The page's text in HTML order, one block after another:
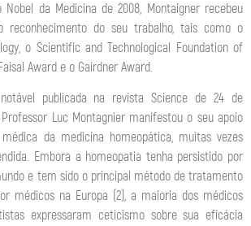
da Medicina de 2008, Montaigner recebeu
reconhecimento do seu trabalho, tais como o
o Scientific and Technological Foundation of
Award e o Gairdner Award.
publicada na revista Science de 24 de
Professor Luc Montagnier manifestou o seu apoio
da medicina homeopática, muitas vezes
Embora a homeopatia tenha persistido por
e tem sido o principal método de tratamento
médicos na Europa (2), a maioria dos médicos
expressaram ceticismo sobre sua eficácia